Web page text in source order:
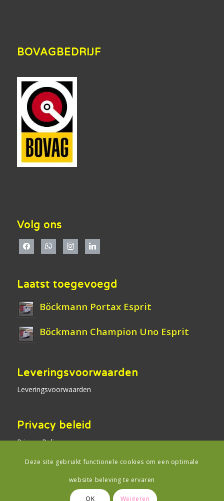
BOVAGBEDRIJF
Volg ons
Laatst toegevoegd
Böckmann Portax Esprit
Böckmann Champion Uno Esprit
Leveringsvoorwaarden
Leveringsvoorwaarden
Privacy beleid
Privacy Policy
Deze site gebruikt functionele cookies om een optimale
website beleving te ervaren
OK Weigeren